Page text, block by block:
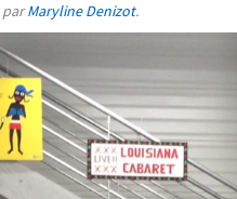
parMaryline Denizot.